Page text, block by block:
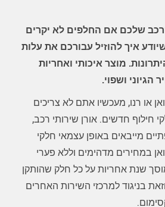
שלכם אם החלפים לא יקרים
איך להוזיל עבורכם את עלות
מוצר איכותי ואחריות
ושפוי.
או רנו, מעכשיו אתם לא צריכים
חילוף חדשים. אורן שירותי רכב,
מייבאים באופן עצמאי חלקי
במחירים מדהימים וללא פערי
שנת אחריות על כל חלק שהותקן
בניגוד למרכזי השירות האחרים